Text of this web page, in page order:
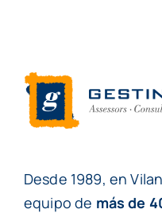
Desde 1989, en
equipo de más de